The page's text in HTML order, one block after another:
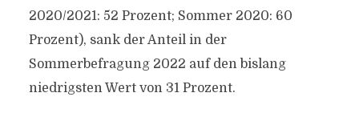
2020/2021: 52 Prozent; Sommer 2020: 60
Prozent), sank der Anteil in der
Sommerbefragung 2022 auf den bislang
niedrigsten Wert von 31 Prozent.